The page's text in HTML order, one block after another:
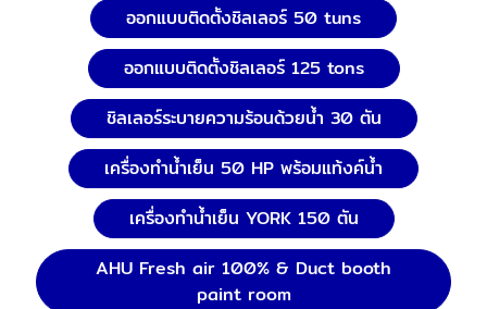
ออกแบบติดตั้งชิลเลอร์ 50 tuns
ออกแบบติดตั้งชิลเลอร์ 125 tons
ชิลเลอร์ระบายความร้อนด้วยน้ำ 30 ตัน
เครื่องทำน้ำเย็น 50 HP พร้อมแท้งค์น้ำ
เครื่องทำน้ำเย็น YORK 150 ตัน
AHU Fresh air 100% & Duct booth
paint room